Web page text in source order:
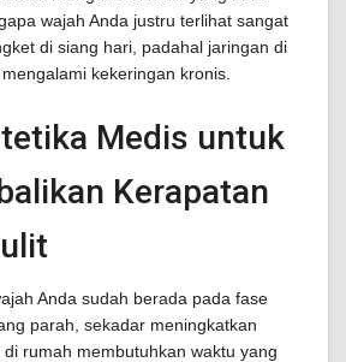
wajah Anda justru terlihat sangat
di siang hari, padahal jaringan di
kekeringan kronis.
Medis untuk
Kerapatan
Anda sudah berada pada fase
parah, sekadar meningkatkan
rumah membutuhkan waktu yang